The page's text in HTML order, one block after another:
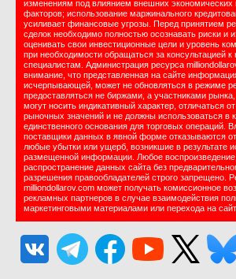
изменениям под влиянием внешних экономических
факторов; использование маржинального
усиливает финансовые угрозы. Перед принятием
сделок необходимо полностью осознавать риски и
оценивать свои инвестиционные цели и уровень
при необходимости обращаться за консультацией
специалистам. Администрация ресурса
внимание, что представленная на сайте
исчерпывающей, может не обновляться в режиме
предоставляться не биржами, а участниками
могут носить индикативный характер, отличаться
рыночных значений и не должны использоваться в
единственного основания для торговых операций.
поставщики данных в явной форме отказываются от
любые убытки или ущерб, возникшие в результате
размещенной информации. Любое
распространение данных сайта без
разрешения правообладателей строго запрещено.
milliondollarov.com может получать комиссионное
рекламных партнеров в случае взаимодействия
маркетинговыми материалами или перехода на